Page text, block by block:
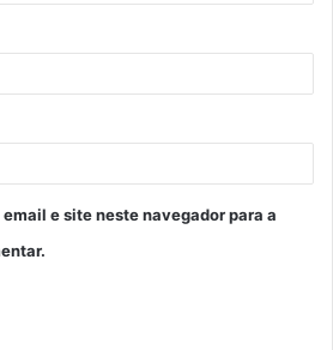
e site neste navegador para a